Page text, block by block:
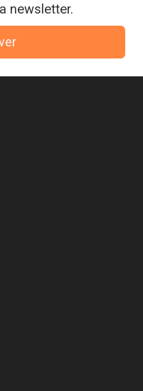
newsletter.